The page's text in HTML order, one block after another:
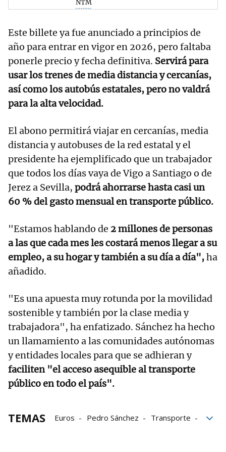
NTM
Este billete ya fue anunciado a principios de
año para entrar en vigor en 2026, pero faltaba
ponerle precio y fecha definitiva. Servirá para
usar los trenes de media distancia y cercanías,
así como los autobús estatales, pero no valdrá
para la alta velocidad.
El abono permitirá viajar en cercanías, media
distancia y autobuses de la red estatal y el
presidente ha ejemplificado que un trabajador
que todos los días vaya de Vigo a Santiago o de
Jerez a Sevilla, podrá ahorrarse hasta casi un
60 % del gasto mensual en transporte público.
"Estamos hablando de 2 millones de personas
a las que cada mes les costará menos llegar a su
empleo, a su hogar y también a su día a día",ha
añadido.
"Es una apuesta muy rotunda por la movilidad
sostenible y también por la clase media y
trabajadora", ha enfatizado. Sánchez ha hecho
un llamamiento a las comunidades autónomas
y entidades locales para que se adhieran y
faciliten "el acceso asequible al transporte
público en todo el país".
TEMAS Euros Pedro Sánchez
Transporte